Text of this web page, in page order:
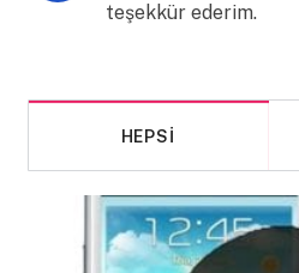
teşekkür ederim.
HEPSI